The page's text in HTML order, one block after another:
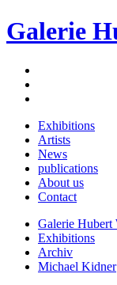
Galerie
Exhibitions
Artists
News
publications
About us
Contact
Galerie Hubert
Exhibitions
Archiv
Michael Kidner